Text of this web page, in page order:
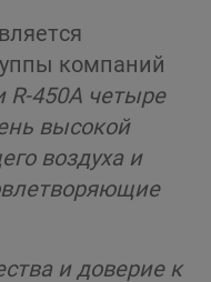
компаний
450A четыре
высокой
воздуха и
и доверие к